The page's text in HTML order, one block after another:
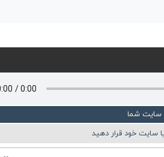
سایت شما
خود قرار دهید